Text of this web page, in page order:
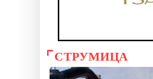
СТРУМИЦА